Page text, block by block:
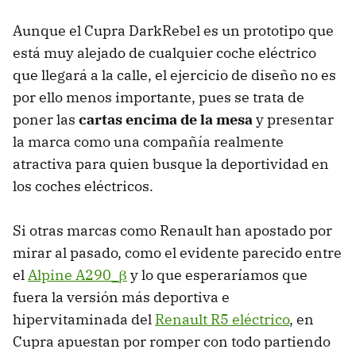
Aunque el Cupra DarkRebel es un prototipo que
está muy alejado de cualquier coche eléctrico
que llegará a la calle, el ejercicio de diseño no es
por ello menos importante, pues se trata de
poner las cartas encima de la mesay presentar
la marca como una compañía realmente
atractiva para quien busque la deportividad en
los coches eléctricos.
Si otras marcas como Renault han apostado por
mirar al pasado, como el evidente parecido entre
elAlpine A290_β y lo que esperaríamos que
fuera la versión más deportiva e
hipervitaminada del Renault R5 eléctrico, en
Cupra apuestan por romper con todo partiendo